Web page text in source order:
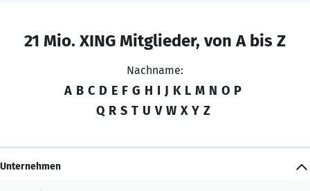
21 Mio. XING Mitglieder, von A bis Z
Nachname:
A B C D E F G H I J K L M N O P
Q R S T U V W X Y Z
Unternehmen